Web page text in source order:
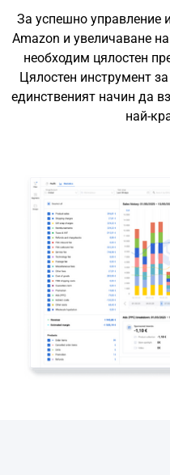
За успешно управление
Amazon и увеличаване
необходим цялостен
Цялостен инструмент
единственият начин да
най-